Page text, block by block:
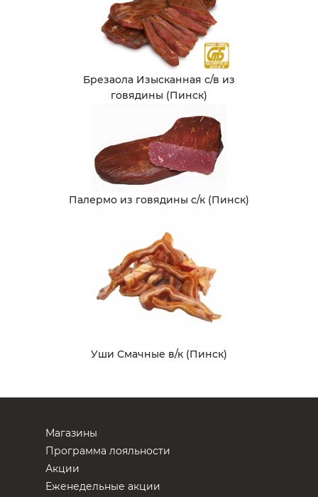
Брезаола Изысканная с/в из
говядины (Пинск)
Палермо из говядины с/к (Пинск)
Уши Смачные в/к (Пинск)
Магазины
Программа лояльности
Акции
Еженедельные акции